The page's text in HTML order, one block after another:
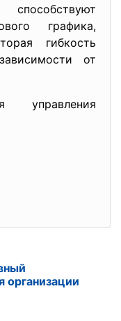
графика,
гибкость
от
управления